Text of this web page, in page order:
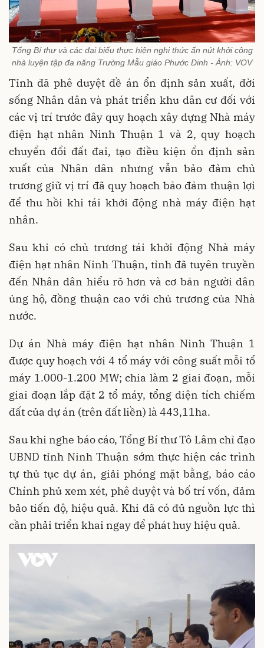
Tổng Bí thư và các đại biểu thực hiện nghi thức ấn nút khởi công
nhà luyện tập đa năng Trường Mẫu giáo Phước Dinh - Ảnh: VOV
Tỉnh đã phê duyệt đề án ổn định sản xuất, đời
sống Nhân dân và phát triển khu dân cư đối với
các vị trí trước đây quy hoạch xây dựng Nhà máy
điện hạt nhân Ninh Thuận 1 và 2, quy hoạch
chuyển đổi đất đai, tạo điều kiện ổn định sản
xuất của Nhân dân nhưng vẫn bảo đảm chủ
trương giữ vị trí đã quy hoạch bảo đảm thuận lợi
để thu hồi khi tái khởi động nhà máy điện hạt
nhân.
Sau khi có chủ trương tái khởi động Nhà máy
điện hạt nhân Ninh Thuận, tỉnh đã tuyên truyền
đến Nhân dân hiểu rõ hơn và cơ bản người dân
ủng hộ, đồng thuận cao với chủ trương của Nhà
nước.
Dự án Nhà máy điện hạt nhân Ninh Thuận 1
được quy hoạch với 4 tổ máy với công suất mỗi tổ
máy 1.000-1.200 MW; chia làm 2 giai đoạn, mỗi
giai đoạn lắp đặt 2 tổ máy, tổng diện tích chiếm
đất của dự án (trên đất liền) là 443,11ha.
Sau khi nghe báo cáo, Tổng Bí thư Tô Lâm chỉ đạo
UBND tỉnh Ninh Thuận sớm thực hiện các trình
tự thủ tục dự án, giải phóng mặt bằng, báo cáo
Chính phủ xem xét, phê duyệt và bố trí vốn, đảm
bảo tiến độ, hiệu quả. Khi đã có đủ nguồn lực thì
cần phải triển khai ngay để phát huy hiệu quả.